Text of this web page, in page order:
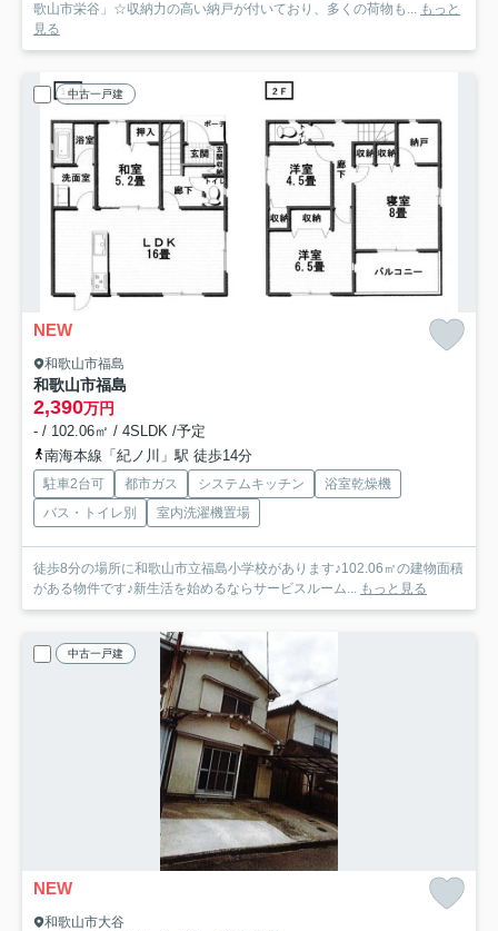
歌山市栄谷」☆収納力の高い納戸が付いており、多くの荷物も... もっと
見る
中古一戸建
NEW
和歌山市福島
和歌山市福島
2,390万円
- / 102.06㎡ / 4SLDK /予定
南海本線「紀ノ川」駅 徒歩14分
駐車2台可 都市ガス システムキッチン
浴室乾燥機
バス・トイレ別
室内洗濯機置場
徒歩8分の場所に和歌山市立福島小学校があります♪102.06㎡の建物面積
がある物件です♪新生活を始めるならサービスルーム...
もっと見る
中古一戸建
NEW
和歌山市大谷